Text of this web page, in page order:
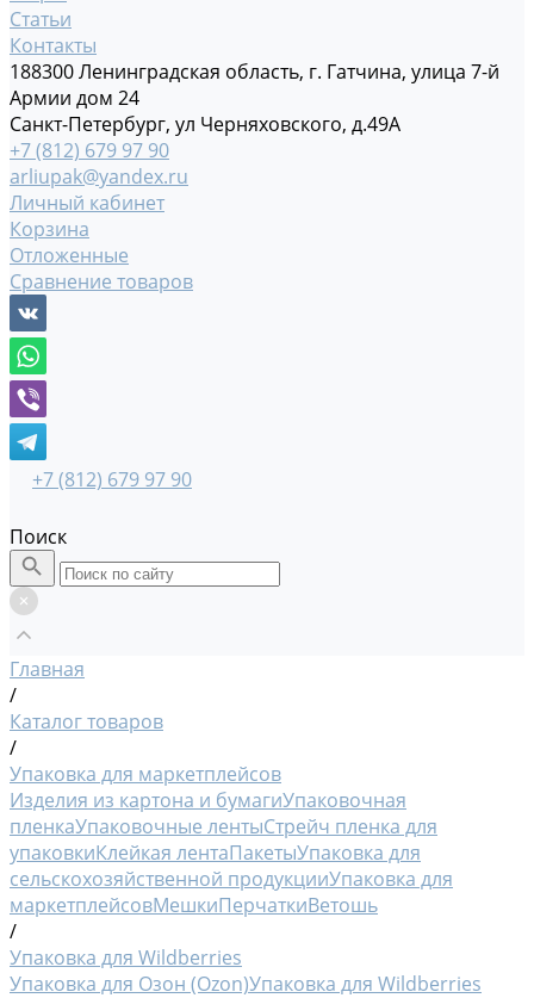
Статьи
Контакты
188300 Ленинградская область, г. Гатчина, улица 7-й
Армии дом 24
Санкт-Петербург, ул Черняховского, д.49А
+7 (812) 679 97 90
arliupak@yandex.ru
Личный кабинет
Корзина
Отложенные
Сравнение товаров
+7 (812) 679 97 90
Поиск
Главная
/
Каталог товаров
/
Упаковка для маркетплейсов
Изделия из картона и бумагиУпаковочная
пленкаУпаковочные лентыСтрейч пленка для
упаковкиКлейкая лентаПакетыУпаковка для
сельскохозяйственной продукцииУпаковка для
маркетплейсовМешкиПерчаткиВетошь
/
Упаковка для Wildberries
Упаковка для Озон (Ozon)Упаковка для Wildberries